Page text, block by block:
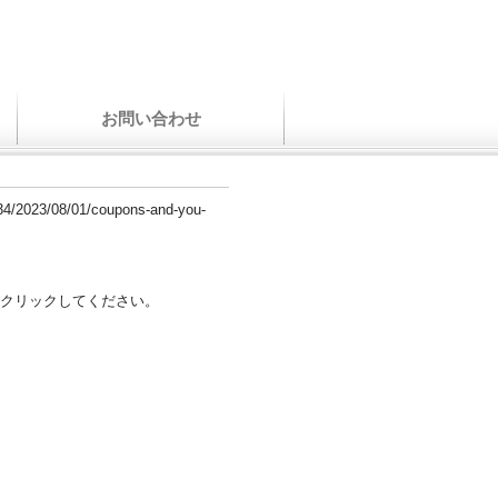
お問い合わせ
2023/08/01/coupons-and-you-
リックしてください。